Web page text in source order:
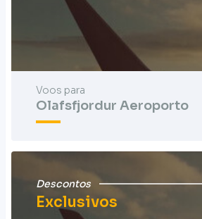
Voos para
Olafsfjordur Aeroporto
Descontos
Exclusivos